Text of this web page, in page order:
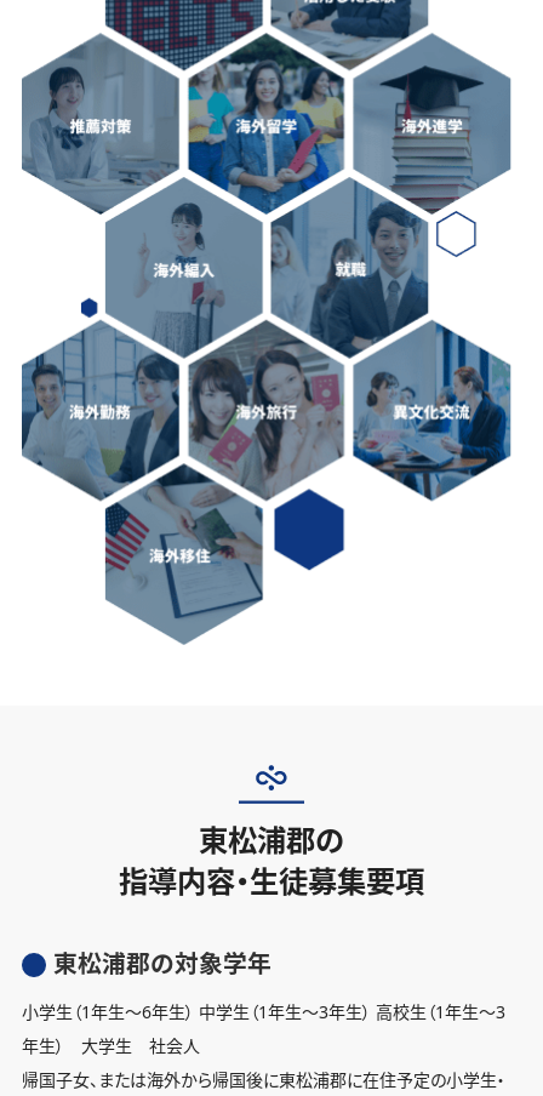
東松浦郡の
指導内容・生徒募集要項
東松浦郡の対象学年
小学生（1年生〜6年生） 中学生（1年生〜3年生） 高校生（1年生〜3
年生） 大学生 社会人
帰国子女、または海外から帰国後に東松浦郡に在住予定の小学生・